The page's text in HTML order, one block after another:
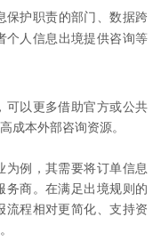
保护职责的部门、数据跨
个人信息出境提供咨询等
可以更多借助官方或公共
成本外部咨询资源。
为例，其需要将订单信息
务商。在满足出境规则的
流程相对更简化、支持资